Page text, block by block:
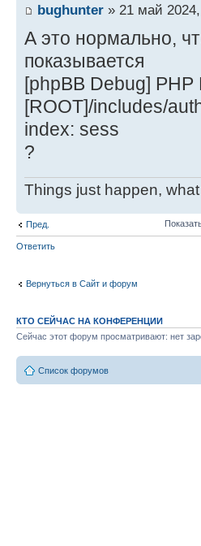
bughunter » 21 май
А это нормально,
показывается
[phpBB Debug] PHP
[ROOT]/includes/
index: sess
?
Things just happen,
Пред.
Ответить
Вернуться в Сайт и форум
КТО СЕЙЧАС НА КОНФЕРЕНЦИИ
Сейчас этот форум просматривают: нет
Список форумов